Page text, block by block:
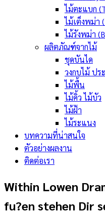
ไม้ตะแบก
ไม้เต็งพม่า
ไม้รังพม่า
ผลิตภัณฑ์จากไม้
ชุดบันได
วงกบไม้ ปร
ไม้พื้น
ไม้คิ้ว ไม้บัว
ไม้ฝ้า
ไม้ระแนง
บทความที่น่าสนใจ
ตัวอย่างผลงาน
ติดต่อเรา
Within Lowen
fu?en stehen Dir